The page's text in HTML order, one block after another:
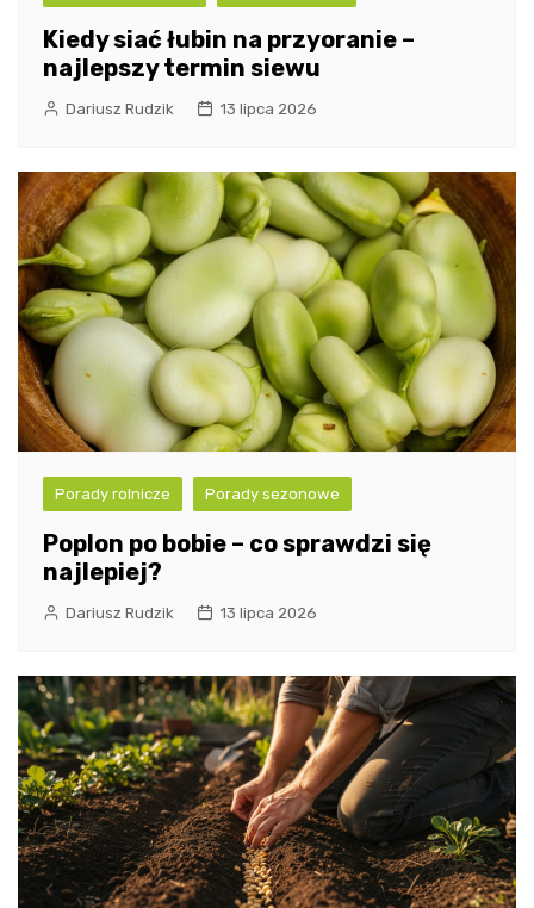
Kiedy siać łubin na przyoranie –
najlepszy termin siewu
Dariusz Rudzik 13 lipca 2026
Porady rolnicze Porady sezonowe
Poplon po bobie – co sprawdzi się
najlepiej?
Dariusz Rudzik 13 lipca 2026